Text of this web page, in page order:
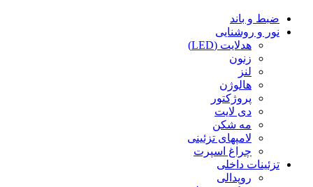
ضبط و باند
نور و روشنایی
هدلایت (LED)
زنون
لنز
هالوژن
پروژکتور
دی ‌‎‏لایت
مه شکن
لامپهای تزئینی
چراغ اسپرت
تزئینات داخلی
روپدالی‌